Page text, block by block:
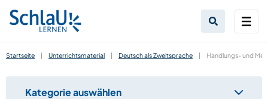
Startseite | Unterrichtsmaterial | Deutsch als Zweitsprache | Handlungs- und
Kategorie auswählen